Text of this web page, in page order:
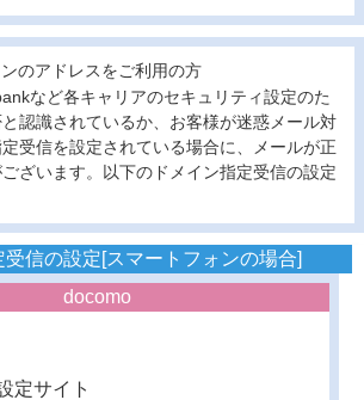
のアドレスをご利用の方
など各キャリアのセキュリティ設定のた
認識されているか、お客様が迷惑メール対
受信を設定されている場合に、メールが正
ざいます。以下のドメイン指定受信の設定
受信の設定[スマートフォンの場合]
docomo
定サイト